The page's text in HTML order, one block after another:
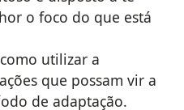
o foco do que está
utilizar a
que possam vir a
de adaptação.